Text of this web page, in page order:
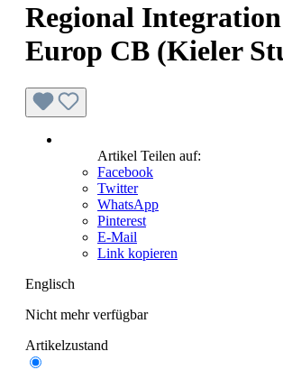
Regional
Europ CB (Kieler
Artikel Teilen auf:
Facebook
Twitter
WhatsApp
Pinterest
E-Mail
Link kopieren
Englisch
Nicht mehr verfügbar
Artikelzustand